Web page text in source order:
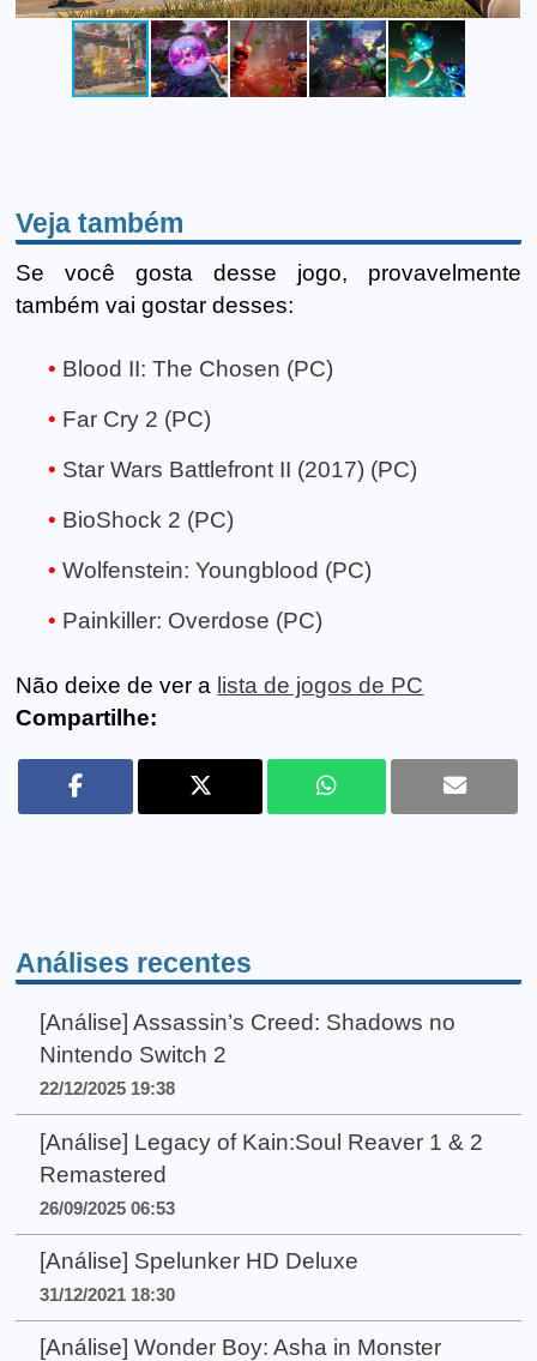
Veja também
Se você gosta desse jogo, provavelmente
também vai gostar desses:
Blood II: The Chosen (PC)
Far Cry 2 (PC)
Star Wars Battlefront II (2017) (PC)
BioShock 2 (PC)
Wolfenstein: Youngblood (PC)
Painkiller: Overdose (PC)
Não deixe de ver a lista de jogos de PC
Compartilhe:
Análises recentes
[Análise] Assassin’s Creed: Shadows no
Nintendo Switch 2
22/12/2025 19:38
[Análise] Legacy of Kain:Soul Reaver 1 & 2
Remastered
26/09/2025 06:53
[Análise] Spelunker HD Deluxe
31/12/2021 18:30
[Análise] Wonder Boy: Asha in Monster